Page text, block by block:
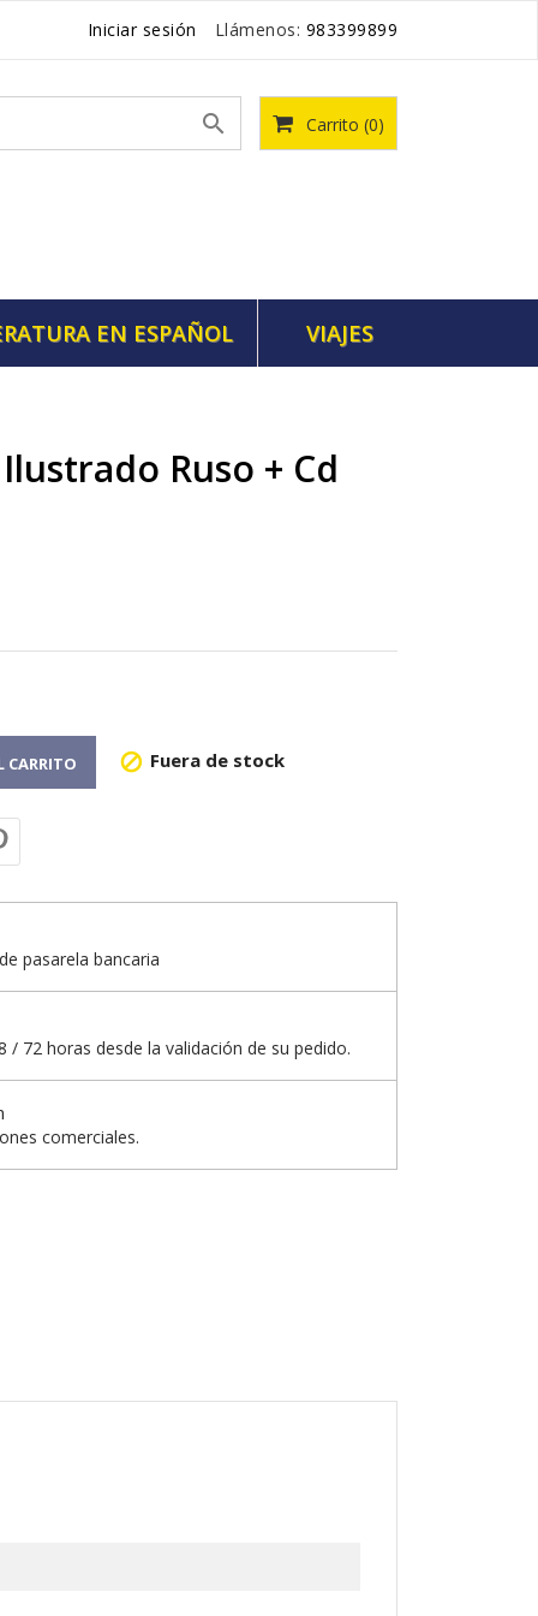
Iniciar sesión Llámenos: 983399899
Carrito (0)

EN ESPAÑOL VIAJES
Ruso + Cd
CARRITO  Fuera de stock
pasarela bancaria
/ 72 horas desde la validación de su pedido.
comerciales.